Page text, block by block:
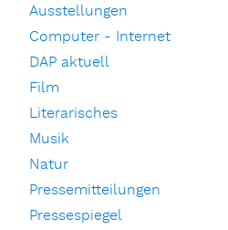
Ausstellungen
Computer - Internet
DAP aktuell
Film
Literarisches
Musik
Natur
Pressemitteilungen
Pressespiegel